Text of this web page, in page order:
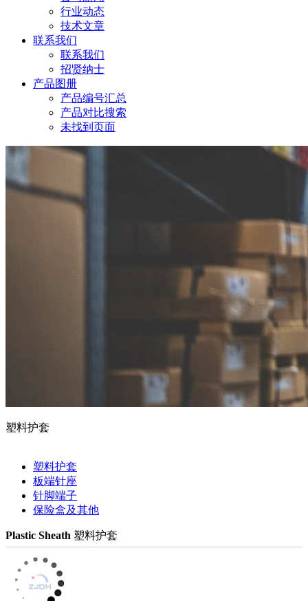
行业动态
技术文章
联系我们
联系我们
招贤纳士
产品图册
产品编号汇总
产品对比搜索
未找到页面
塑料护套
塑料护套
板端针座
针脚端子
保险盒及其他
Plastic Sheath 塑料护套